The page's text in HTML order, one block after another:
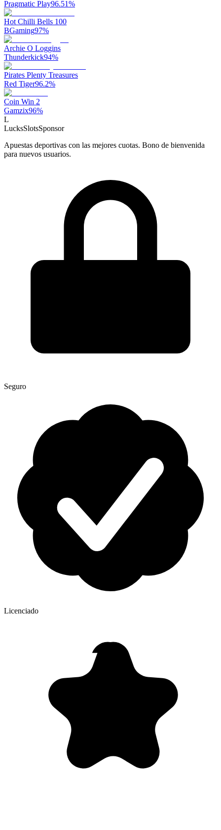
Pragmatic Play96.51%
Hot Chilli Bells 100
BGaming97%
Archie O Loggins
Thunderkick94%
Pirates Plenty Treasures
Red Tiger96.2%
Coin Win 2
Gamzix96%
L
LucksSlotsSponsor
Apuestas deportivas con las mejores cuotas. Bono de bienvenida
para nuevos usuarios.
Seguro
Licenciado